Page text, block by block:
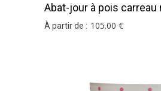
Abat-jour à pois carreau
À partir de : 105.00 €